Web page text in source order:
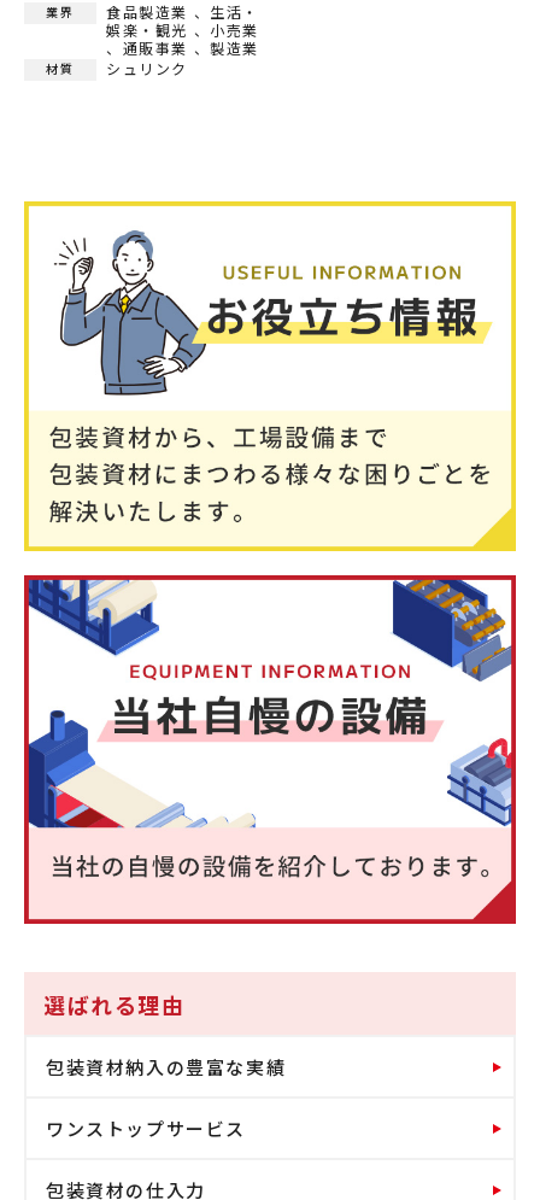
業界 食品製造業
生活・
娯楽・観光
小売業
通販事業
製造業
材質 シュリンク
選ばれる理由
包装資材納入の豊富な実績
ワンストップサービス
包装資材の仕入力